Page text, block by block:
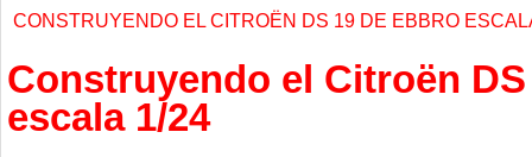
CONSTRUYENDO EL CITROËN DS 19 DE EBBRO
Construyendo el Citroën
escala 1/24